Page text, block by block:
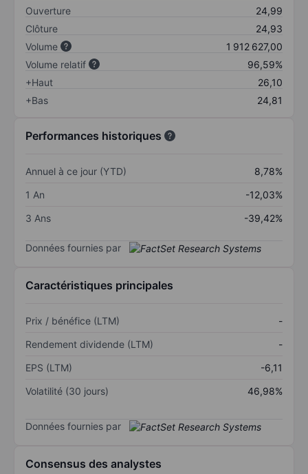
Ouverture
24,99
Clôture
24,93
Volume
1 912 627,00
Volume relatif
96,59%
+Haut
26,10
+Bas
24,81
Performances historiques
Annuel à ce jour (YTD)
8,78%
1 An
-12,03%
3 Ans
-39,42%
Données fournies par
Caractéristiques principales
Prix / bénéfice (LTM)
-
Rendement dividende (LTM)
-
EPS (LTM)
-6,11
Volatilité (30 jours)
46,98%
Données fournies par
Consensus des analystes